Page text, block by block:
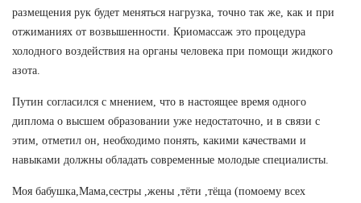
размещения рук будет меняться нагрузка, точно так же, как и при
отжиманиях от возвышенности. Криомассаж это процедура
холодного воздействия на органы человека при помощи жидкого
азота.
Путин согласился с мнением, что в настоящее время одного
диплома о высшем образовании уже недостаточно, и в связи с
этим, отметил он, необходимо понять, какими качествами и
навыками должны обладать современные молодые специалисты.
Моя бабушка,Мама,сестры ,жены ,тёти ,тёща (помоему всех